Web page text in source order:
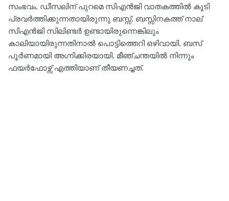
സംഭവം. ഡീസലിന് പുറമെ സിഎൻജി വാതകത്തിൽ കൂടി
പ്രവർത്തിക്കുന്നതായിരുന്നു ബസ്സ്. ബസ്സിനകത്ത് നാല്
സിഎൻജി സിലിണ്ടർ ഉണ്ടായിരുന്നെങ്കിലും
കാലിയായിരുന്നതിനാൽ പൊട്ടിത്തെറി ഒഴിവായി. ബസ്
പൂർണമായി അഗ്നിക്കിരയായി. മീഞ്ചന്തയിൽ നിന്നും
ഫയർഫോഴ്സ് എത്തിയാണ് തീയണച്ചത്.